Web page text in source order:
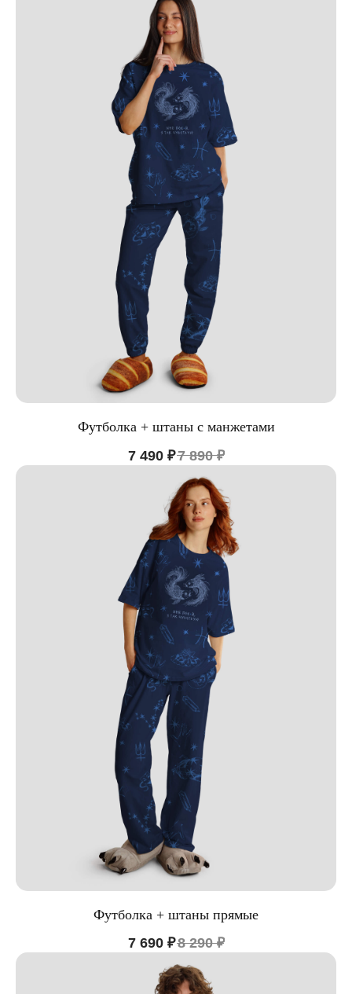
Футболка + штаны с манжетами
7 490 ₽7 890 ₽
Футболка + штаны прямые
7 690 ₽8 290 ₽